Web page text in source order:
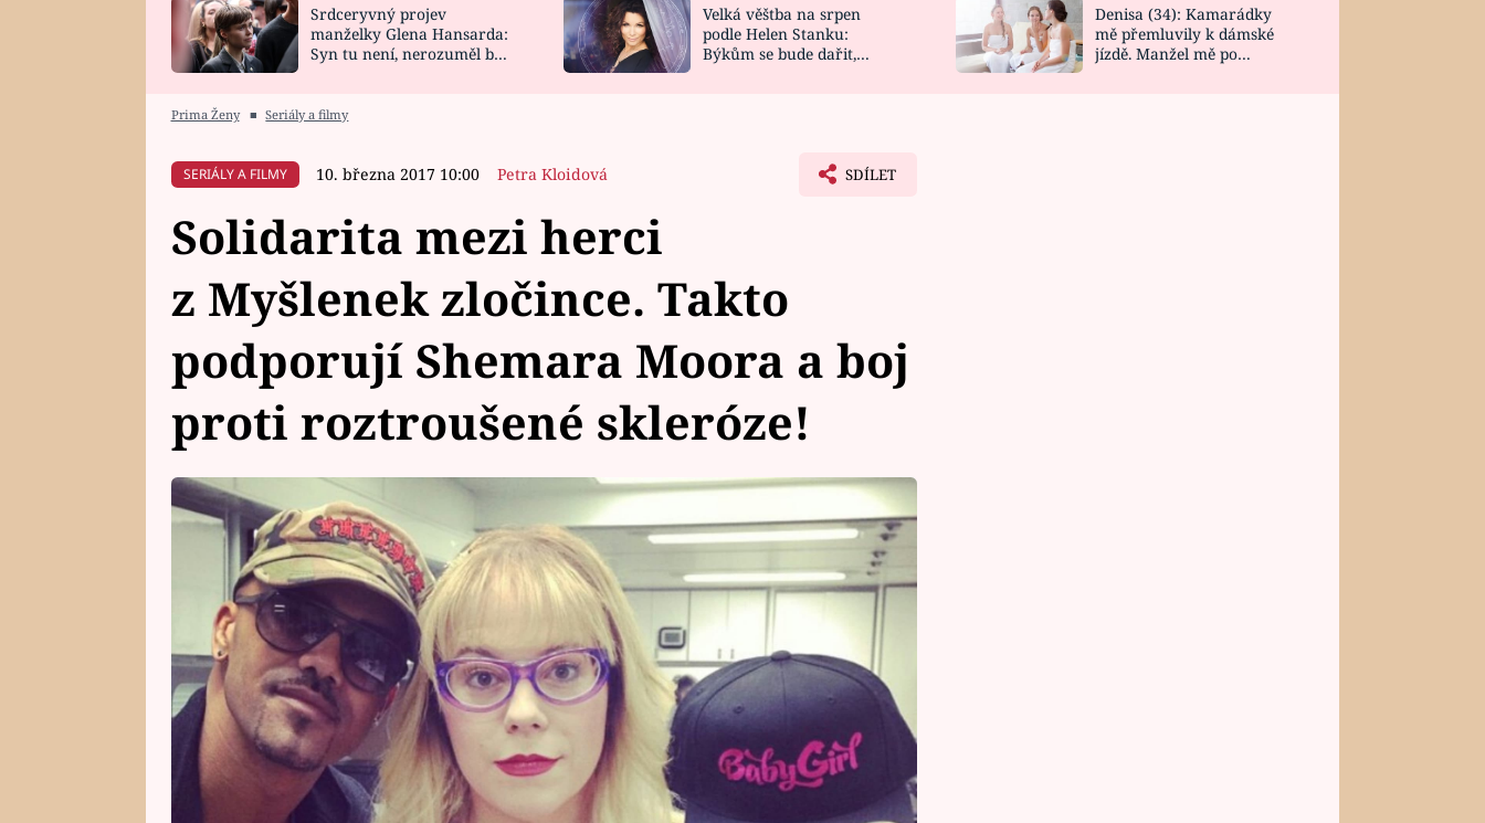
HOROSKOP NA
CELEBRITY
VAŘENÍ
NOVINKY
VIDEORECEPTY
DESIGN
Srdceryvný projev
manželky Glena Hansarda:
Syn tu není, nerozuměl by
Velká věštba na srpen
podle Helen Stanku:
Býkům se bude dařit,
Denisa (34): Kamarádky
mě přemluvily k dámské
jízdě. Manžel mě po
Prima Ženy ■ Seriály a filmy
SERIÁLY A FILMY 10. března 2017 10:00 Petra Kloidová SDÍLET
Solidarita mezi herci
z Myšlenek zločince. Takto
podporují Shemara Moora a boj
proti roztroušené skleróze!